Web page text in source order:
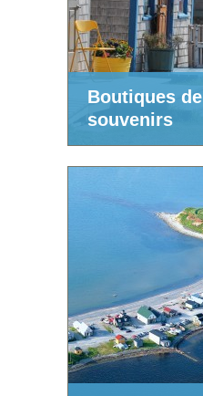
Boutiques de
souvenirs